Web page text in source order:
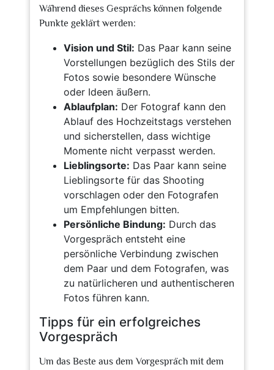
Während dieses Gesprächs können folgende
Punkte geklärt werden:
Vision und Stil: Das Paar kann seine
Vorstellungen bezüglich des Stils der
Fotos sowie besondere Wünsche
oder Ideen äußern.
Ablaufplan: Der Fotograf kann den
Ablauf des Hochzeitstags verstehen
und sicherstellen, dass wichtige
Momente nicht verpasst werden.
Lieblingsorte: Das Paar kann seine
Lieblingsorte für das Shooting
vorschlagen oder den Fotografen
um Empfehlungen bitten.
Persönliche Bindung: Durch das
Vorgespräch entsteht eine
persönliche Verbindung zwischen
dem Paar und dem Fotografen, was
zu natürlicheren und authentischeren
Fotos führen kann.
Tipps für ein erfolgreiches
Vorgespräch
Um das Beste aus dem Vorgespräch mit dem